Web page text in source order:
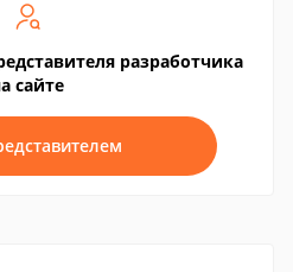
разработчика
сайте